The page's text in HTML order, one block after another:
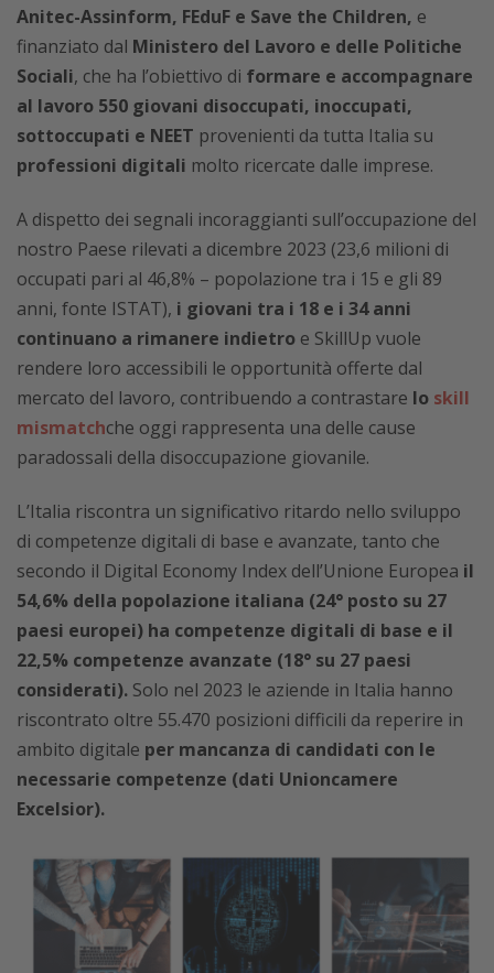
Anitec-Assinform, FEduF e Save the Children, e
finanziato dal Ministero del Lavoro e delle Politiche
Sociali, che ha l’obiettivo di formare e accompagnare
al lavoro 550 giovani disoccupati, inoccupati,
sottoccupati e NEET provenienti da tutta Italia su
professioni digitali molto ricercate dalle imprese.
A dispetto dei segnali incoraggianti sull’occupazione del
nostro Paese rilevati a dicembre 2023 (23,6 milioni di
occupati pari al 46,8% – popolazione tra i 15 e gli 89
anni, fonte ISTAT), i giovani tra i 18 e i 34 anni
continuano a rimanere indietro e SkillUp vuole
rendere loro accessibili le opportunità offerte dal
mercato del lavoro, contribuendo a contrastare lo skill
mismatchche oggi rappresenta una delle cause
paradossali della disoccupazione giovanile.
L’Italia riscontra un significativo ritardo nello sviluppo
di competenze digitali di base e avanzate, tanto che
secondo il Digital Economy Index dell’Unione Europea il
54,6% della popolazione italiana (24° posto su 27
paesi europei) ha competenze digitali di base e il
22,5% competenze avanzate (18° su 27 paesi
considerati). Solo nel 2023 le aziende in Italia hanno
riscontrato oltre 55.470 posizioni difficili da reperire in
ambito digitale per mancanza di candidati con le
necessarie competenze (dati Unioncamere
Excelsior).